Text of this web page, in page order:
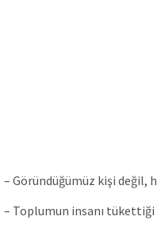
– Göründüğümüz kişi değil,
– Toplumun insanı tükettiği